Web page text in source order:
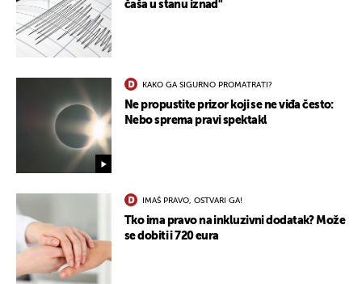
čaša u stanu iznad"
KAKO GA SIGURNO PROMATRATI?
Ne propustite prizor koji se ne viđa često:
Nebo sprema pravi spektakl
IMAŠ PRAVO, OSTVARI GA!
Tko ima pravo na inkluzivni dodatak? Može
se dobiti i 720 eura
UKLJUČITE NOTIFIKACIJE